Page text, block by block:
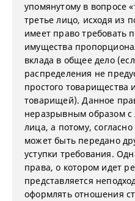
упомянутому в вопросе
третье лицо, исходя из
имеет право требовать
имущества
вклада в общее дело
распределения не
простого
товарищей). Данное
неразрывным образом с
лица, а потому,
может быть передано
уступки требования.
права, о котором идет
представляется
оформлять отношения